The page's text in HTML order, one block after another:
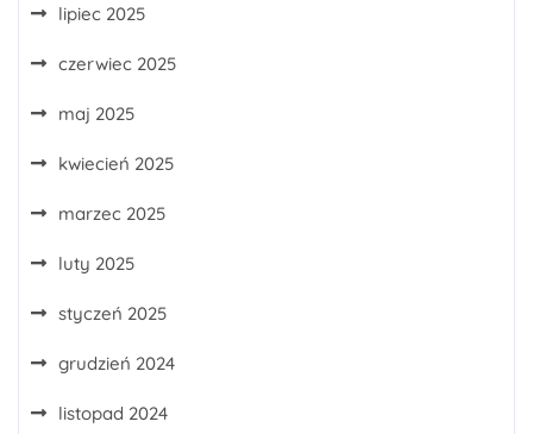
lipiec 2025
czerwiec 2025
maj 2025
kwiecień 2025
marzec 2025
luty 2025
styczeń 2025
grudzień 2024
listopad 2024